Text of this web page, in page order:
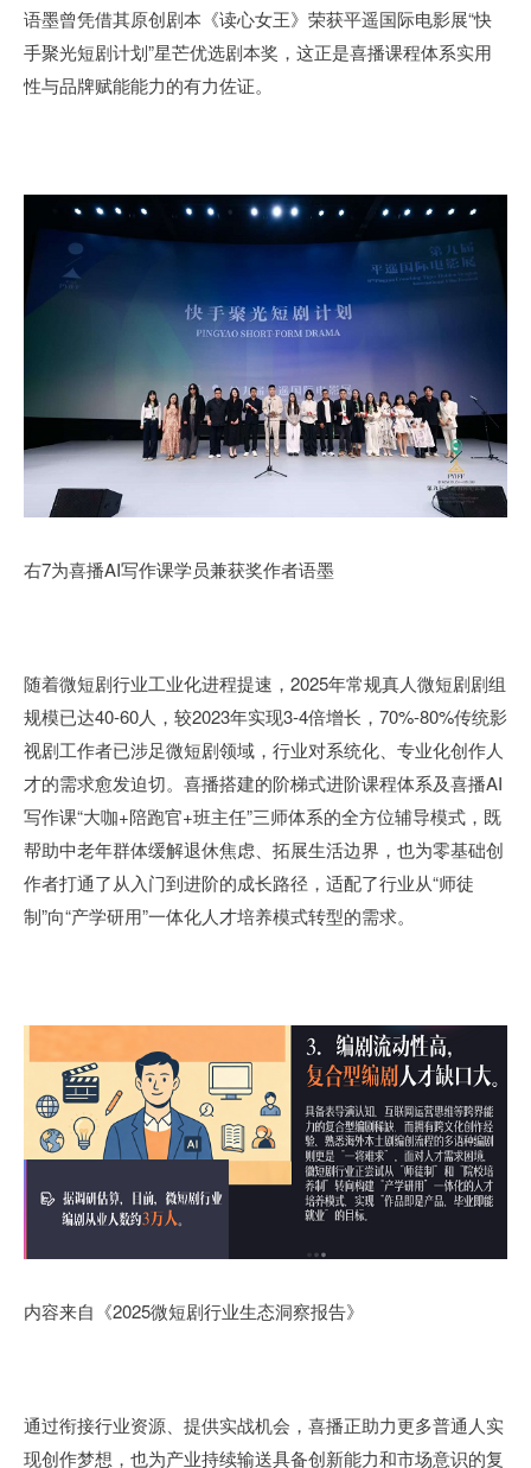
语墨曾凭借其原创剧本《读心女王》荣获平遥国际电影展“快
手聚光短剧计划”星芒优选剧本奖，这正是喜播课程体系实用
性与品牌赋能能力的有力佐证。
右7为喜播AI写作课学员兼获奖作者语墨
随着微短剧行业工业化进程提速，2025年常规真人微短剧剧组
规模已达40-60人，较2023年实现3-4倍增长，70%-80%传统影
视剧工作者已涉足微短剧领域，行业对系统化、专业化创作人
才的需求愈发迫切。喜播搭建的阶梯式进阶课程体系及喜播AI
写作课“大咖+陪跑官+班主任”三师体系的全方位辅导模式，既
帮助中老年群体缓解退休焦虑、拓展生活边界，也为零基础创
作者打通了从入门到进阶的成长路径，适配了行业从“师徒
制”向“产学研用”一体化人才培养模式转型的需求。
内容来自《2025微短剧行业生态洞察报告》
通过衔接行业资源、提供实战机会，喜播正助力更多普通人实
现创作梦想，也为产业持续输送具备创新能力和市场意识的复